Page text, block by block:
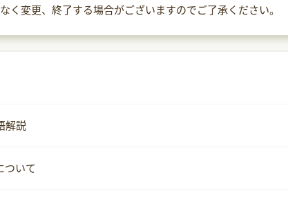
く変更、終了する場合がございますのでご了承ください。
解説
ついて